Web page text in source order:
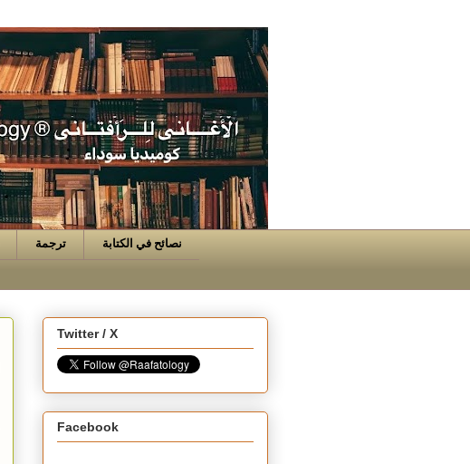
ترجمة نصائح في الكتابة
Twitter / X
Facebook